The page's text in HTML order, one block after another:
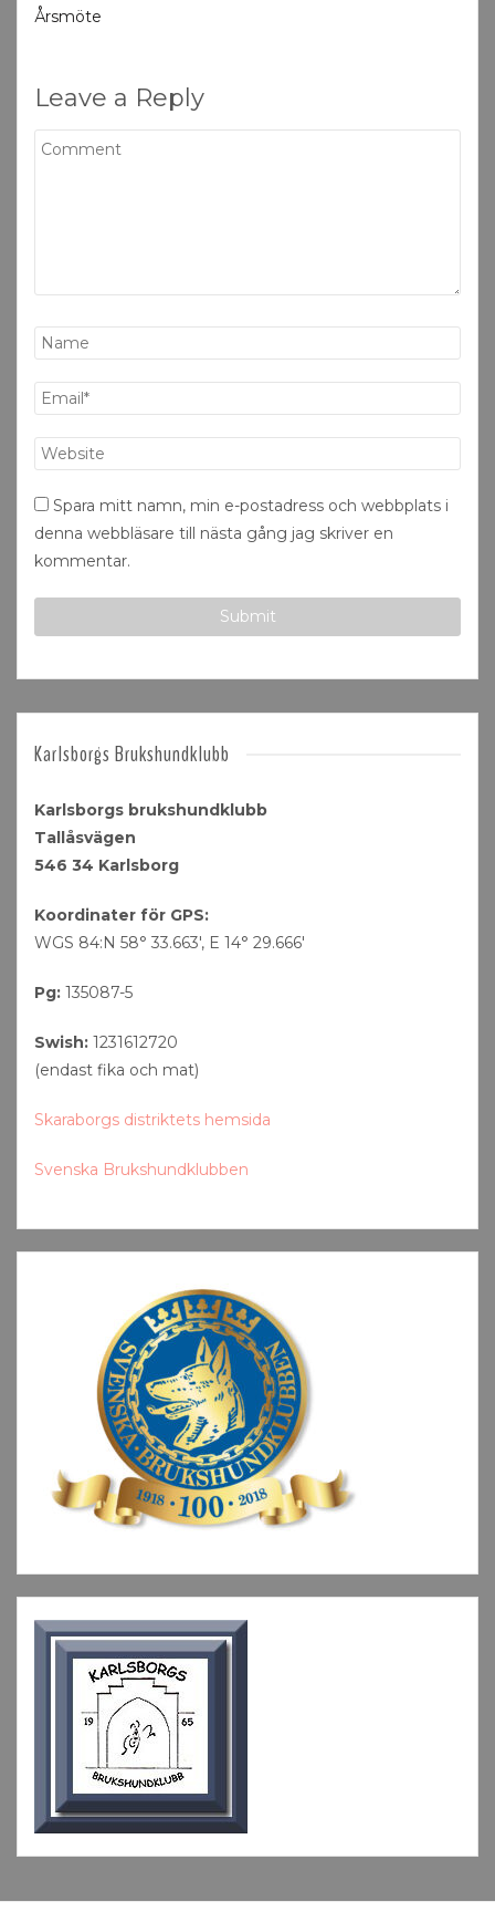
Årsmöte
Leave a Reply
Spara mitt namn, min e-postadress och webbplats i
denna webbläsare till nästa gång jag skriver en
kommentar.
Karlsborgs Brukshundklubb
Karlsborgs brukshundklubb
Tallåsvägen
546 34 Karlsborg
Koordinater för GPS:
WGS 84:N 58° 33.663′, E 14° 29.666′
Pg: 135087-5
Swish: 1231612720
(endast fika och mat)
Skaraborgs distriktets hemsida
Svenska Brukshundklubben